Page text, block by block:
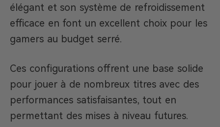
élégant et son système de refroidissement
efficace en font un excellent choix pour les
gamers au budget serré.
Ces configurations offrent une base solide
pour jouer à de nombreux titres avec des
performances satisfaisantes, tout en
permettant des mises à niveau futures.